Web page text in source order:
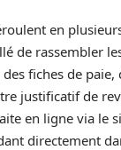
en
de rassembler
fiches de paie,
justificatif de
en ligne via le
directement